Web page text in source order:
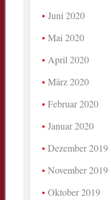
Juni 2020
Mai 2020
April 2020
März 2020
Februar 2020
Januar 2020
Dezember 2019
November 2019
Oktober 2019